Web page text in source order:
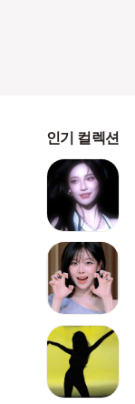
인기 컬렉션